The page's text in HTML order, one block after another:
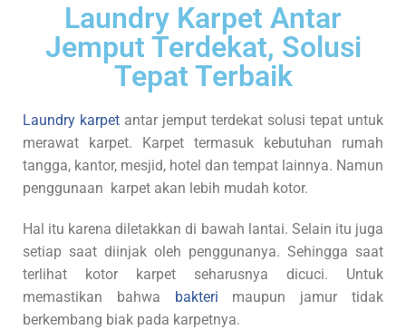
Laundry Karpet Antar
Jemput Terdekat, Solusi
Tepat Terbaik
Laundry karpet antar jemput terdekat solusi tepat untuk
merawat karpet. Karpet termasuk kebutuhan rumah
tangga, kantor, mesjid, hotel dan tempat lainnya. Namun
penggunaan karpet akan lebih mudah kotor.
Hal itu karena diletakkan di bawah lantai. Selain itu juga
setiap saat diinjak oleh penggunanya. Sehingga saat
terlihat kotor karpet seharusnya dicuci. Untuk
memastikan bahwa bakteri maupun jamur tidak
berkembang biak pada karpetnya.